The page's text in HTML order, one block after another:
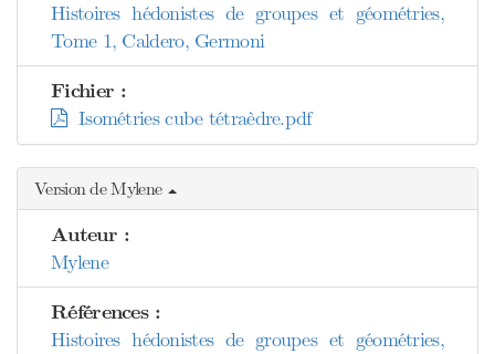
Histoires hédonistes de groupes et géométries,
Tome 1, Caldero, Germoni
Fichier :
Isométries cube tétraèdre.pdf
Version de Mylene
Auteur :
Mylene
Références :
Histoires hédonistes de groupes et géométries,